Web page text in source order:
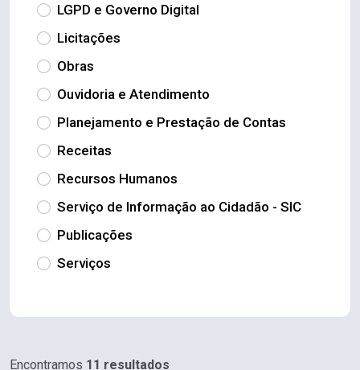
LGPD e Governo Digital
Licitações
Obras
Ouvidoria e Atendimento
Planejamento e Prestação de Contas
Receitas
Recursos Humanos
Serviço de Informação ao Cidadão - SIC
Publicações
Serviços
Encontramos 11 resultados